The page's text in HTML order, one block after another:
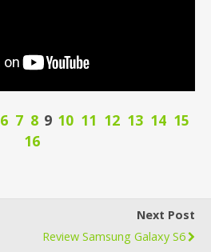
6 7 8 9 10 11 12 13 14 15
16
Next Post
Review Samsung Galaxy S6